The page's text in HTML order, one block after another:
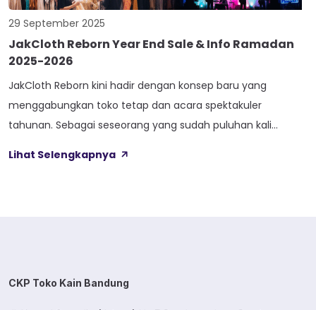
29 September 2025
JakCloth Reborn Year End Sale & Info Ramadan
2025-2026
JakCloth Reborn kini hadir dengan konsep baru yang
menggabungkan toko tetap dan acara spektakuler
tahunan. Sebagai seseorang yang sudah puluhan kali
paham banget gimana serunya berburu diskon hingga 90%
Lihat Selengkapnya
CKP Toko Kain Bandung